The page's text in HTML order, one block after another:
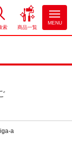
索 商品一覧
MENU
フブログカテゴリー
a